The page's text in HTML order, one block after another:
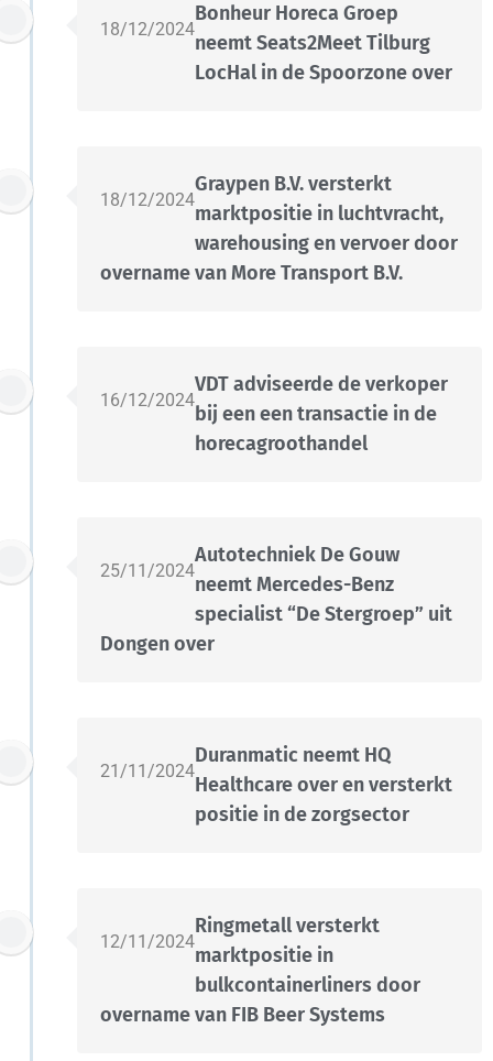
18/12/2024
Bonheur Horeca Groep
neemt Seats2Meet Tilburg
LocHal in de Spoorzone over
18/12/2024
Graypen B.V. versterkt
marktpositie in luchtvracht,
warehousing en vervoer door
overname van More Transport B.V.
16/12/2024
VDT adviseerde de verkoper
bij een een transactie in de
horecagroothandel
25/11/2024
Autotechniek De Gouw
neemt Mercedes-Benz
specialist “De Stergroep” uit
Dongen over
21/11/2024
Duranmatic neemt HQ
Healthcare over en versterkt
positie in de zorgsector
12/11/2024
Ringmetall versterkt
marktpositie in
bulkcontainerliners door
overname van FIB Beer Systems